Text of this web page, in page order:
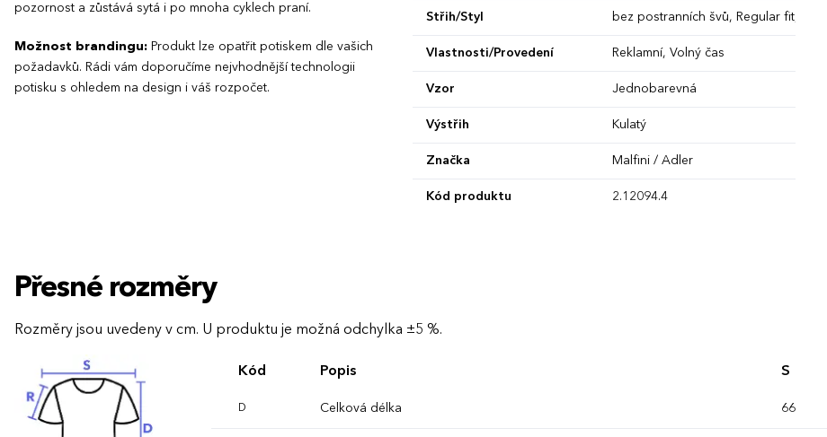
pozornost a zůstává sytá i po mnoha cyklech praní.
Možnost brandingu: Produkt lze opatřit potiskem dle vašich
požadavků. Rádi vám doporučíme nejvhodnější technologii
potisku s ohledem na design i váš rozpočet.
Střih/Styl bez postranních švů, Regular fit, Basic
Vlastnosti/Provedení Reklamní, Volný čas
Vzor Jednobarevná
Výstřih Kulatý
Značka Malfini / Adler
Kód produktu 2.12094.4
Přesné rozměry
Rozměry jsou uvedeny v cm. U produktu je možná odchylka ±5 %.
Kód Popis S
D Celková délka 66